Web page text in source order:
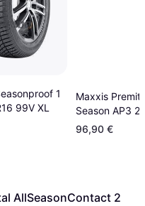
1
99V XL
Maxxis
Season AP3
R16 99V XL
96,90 €
AllSeasonContact 2